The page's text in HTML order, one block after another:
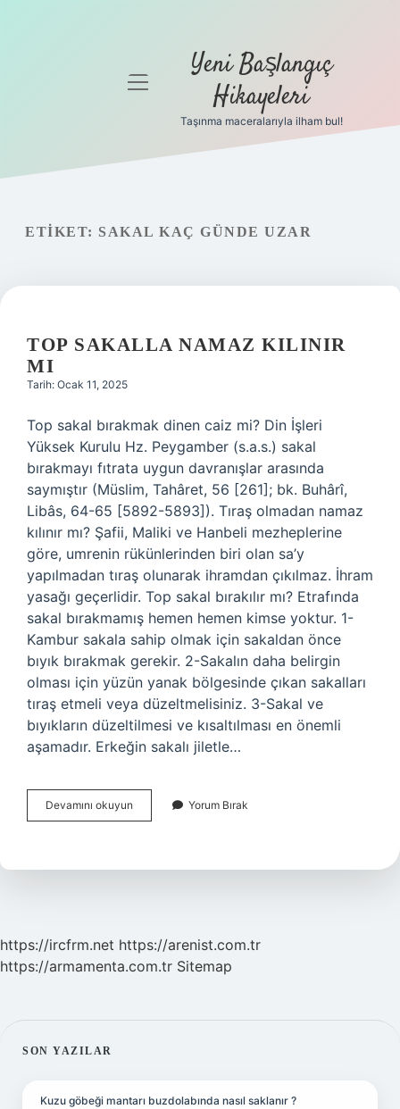
Gizlilik
Yasal Uyarı
Hakkımızda
menüyü
Yeni Başlangıç
Hikayeleri
Taşınma maceralarıyla ilham bul!
ETIKET: SAKAL KAÇ GÜNDE UZAR
TOP SAKALLA NAMAZ KILINIR
MI
Tarih: Ocak 11, 2025
Top sakal bırakmak dinen caiz mi? Din İşleri
Yüksek Kurulu Hz. Peygamber (s.a.s.) sakal
bırakmayı fıtrata uygun davranışlar arasında
saymıştır (Müslim, Tahâret, 56 [261]; bk. Buhârî,
Libâs, 64-65 [5892-5893]). Tıraş olmadan namaz
kılınır mı? Şafii, Maliki ve Hanbeli mezheplerine
göre, umrenin rükünlerinden biri olan sa’y
yapılmadan tıraş olunarak ihramdan çıkılmaz. İhram
yasağı geçerlidir. Top sakal bırakılır mı? Etrafında
sakal bırakmamış hemen hemen kimse yoktur. 1-
Kambur sakala sahip olmak için sakaldan önce
bıyık bırakmak gerekir. 2-Sakalın daha belirgin
olması için yüzün yanak bölgesinde çıkan sakalları
tıraş etmeli veya düzeltmelisiniz. 3-Sakal ve
bıyıkların düzeltilmesi ve kısaltılması en önemli
aşamadır. Erkeğin sakalı jiletle…
Devamını okuyun
Sakalla
Mı
Yorum Bırak
https://ircfrm.net https://arenist.com.tr
https://armamenta.com.tr Sitemap
SIDEBAR
SON YAZILAR
Kuzu göbeği mantarı buzdolabında nasıl saklanır ?